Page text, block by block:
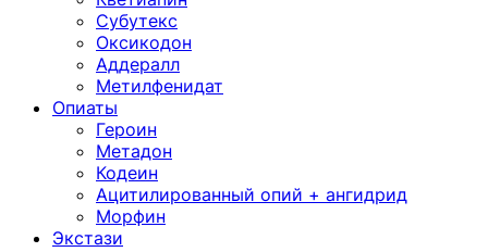
Субутекс
Оксикодон
Аддералл
Метилфенидат
Опиаты
Героин
Метадон
Кодеин
Ацитилированный опий + ангидрид
Морфин
Экстази